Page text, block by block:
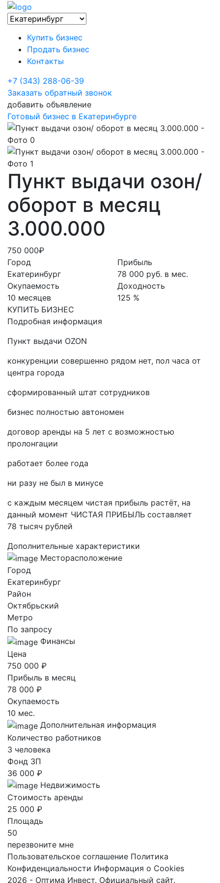
Купить бизнес
Продать бизнес
Контакты
+7 (343) 288-06-39
Заказать обратный звонок
добавить объявление
Готовый бизнес в Екатеринбурге
Пункт выдачи озон/
оборот в месяц
3.000.000
750 000₽
Город
Екатеринбург
Окупаемость
10 месяцев
КУПИТЬ БИЗНЕС
Прибыль
78 000 руб. в мес.
Доходность
125 %
Подробная информация
Пункт выдачи OZON
конкуренции совершенно рядом нет, пол часа от
центра города
сформированный штат сотрудников
бизнес полностью автономен
договор аренды на 5 лет с возможностью
пролонгации
работает более года
ни разу не был в минусе
с каждым месяцем чистая прибыль растёт, на
данный момент ЧИСТАЯ ПРИБЫЛЬ составляет
78 тысяч рублей
Дополнительные характеристики
Месторасположение
Город
Екатеринбург
Район
Октябрьский
Метро
По запросу
Финансы
Цена
750 000 ₽
Прибыль в месяц
78 000 ₽
Окупаемость
10 мес.
Дополнительная информация
Количество работников
3 человека
Фонд ЗП
36 000 ₽
Недвижимость
Стоимость аренды
25 000 ₽
Площадь
50
перезвоните мне
Пользовательское соглашение Политика
Конфиденциальности Информация о Cookies
2026 - Оптима Инвест. Официальный сайт.